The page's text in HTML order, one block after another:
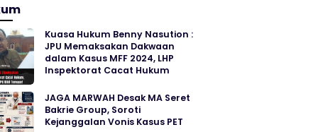
Kuasa Hukum Benny Nasution :
JPU Memaksakan Dakwaan
dalam Kasus MFF 2024, LHP
Inspektorat Cacat Hukum
JAGA MARWAH Desak MA Seret
Bakrie Group, Soroti
Kejanggalan Vonis Kasus PET